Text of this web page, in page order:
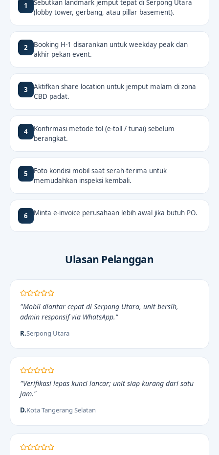
1
Sebutkan landmark jemput tepat di Serpong Utara
(lobby tower, gerbang, atau pillar basement).
2
Booking H-1 disarankan untuk weekday peak dan
akhir pekan event.
3
Aktifkan share location untuk jemput malam di zona
CBD padat.
4
Konfirmasi metode tol (e-toll / tunai) sebelum
berangkat.
5
Foto kondisi mobil saat serah-terima untuk
memudahkan inspeksi kembali.
6 Minta e-invoice perusahaan lebih awal jika butuh PO.
Ulasan Pelanggan
"Mobil diantar cepat di Serpong Utara, unit bersih,
admin responsif via WhatsApp."
R.Serpong Utara
"Verifikasi lepas kunci lancar; unit siap kurang dari satu
jam."
D.Kota Tangerang Selatan